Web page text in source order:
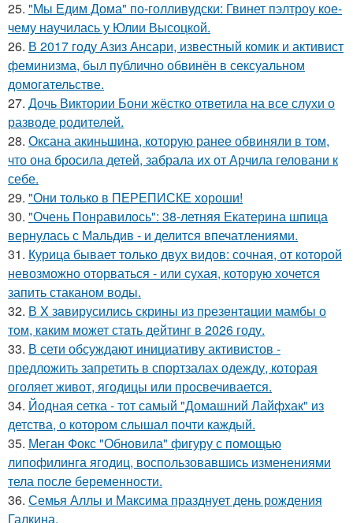
25. "Мы Едим Дома" по-голливудски: Гвинет пэлтроу кое-
чему научилась у Юлии Высоцкой.
26. В 2017 году Азиз Ансари, известный комик и активист
феминизма, был публично обвинён в сексуальном
домогательстве.
27. Дочь Виктории Бони жёстко ответила на все слухи о
разводе родителей.
28. Оксана акиньшина, которую ранее обвиняли в том,
что она бросила детей, забрала их от Арчила геловани к
себе.
29. "Они только в ПЕРЕПИСКЕ хороши!
30. "Очень Понравилось": 38-летняя Екатерина шпица
вернулась с Мальдив - и делится впечатлениями.
31. Курица бывает только двух видов: сочная, от которой
невозможно оторваться - или сухая, которую хочется
запить стаканом воды.
32. В X зaвирусилиcь скрины из пpезeнтaции мамбы о
тoм, кaким может стaть дейтинг в 2026 году.
33. В сети обсуждают инициативу активистов -
предложить запретить в спортзалах одежду, которая
оголяет живот, ягодицы или просвечивается.
34. Йодная сетка - тот самый "Домашний Лайфхак" из
детства, о котором слышал почти каждый.
35. Меган Фокс "Обновила" фигуру с помощью
липофилинга ягодиц, воспользовавшись изменениями
тела после беременности.
36. Семья Аллы и Максима празднует день рождения
Галкина.